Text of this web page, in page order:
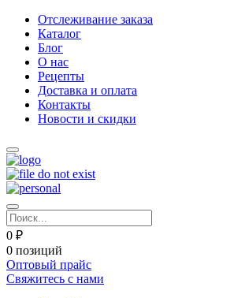
Отслеживание заказа
Каталог
Блог
О нас
Рецепты
Доставка и оплата
Контакты
Новости и скидки
0 ₽
0 позиций
Оптовый прайс
Свяжитесь с нами